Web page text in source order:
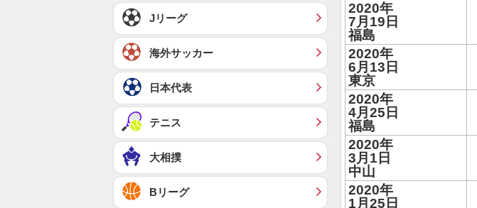
2020年
7月19日
福島
2020年
6月13日
東京
2020年
4月25日
福島
2020年
3月1日
中山
2020年
1月25日
Jリーグ
海外サッカー
日本代表
テニス
大相撲
Bリーグ